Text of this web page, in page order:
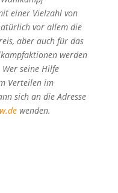
einer Vielzahl von
vor allem die
aber auch für das
werden
seine Hilfe
Verteilen im
sich an die Adresse
wenden.